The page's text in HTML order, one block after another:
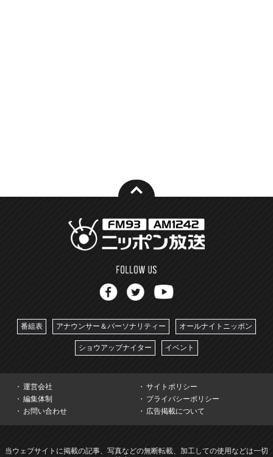
番組表 アナウンサー＆パーソナリティー オールナイトニッポン
ショウアップナイター イベント
運営会社
サイトポリシー
編集体制
プライバシーポリシー
お問い合わせ
広告掲載について
当ウェブサイトに掲載の記事、写真などの無断転載、加工しての使用などは一切